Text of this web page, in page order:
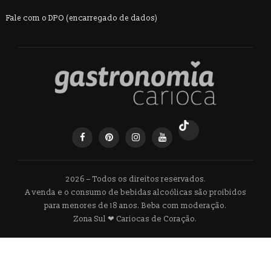
Fale com o DPO (encarregado de dados)
2026 – Todos os direitos reservados.
A venda e o consumo de bebidas alcoólicas são proibidos
para menores de 18 anos. Beba com moderação.
Zona Sul ❤ Cariocas de Coração.